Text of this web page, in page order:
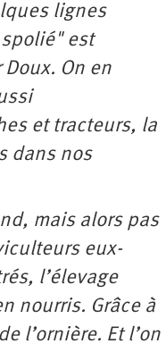
lignes
est
On en
et tracteurs, la
dans nos
mais alors pas
eux-
l’élevage
nourris. Grâce à
l’ornière. Et l’on